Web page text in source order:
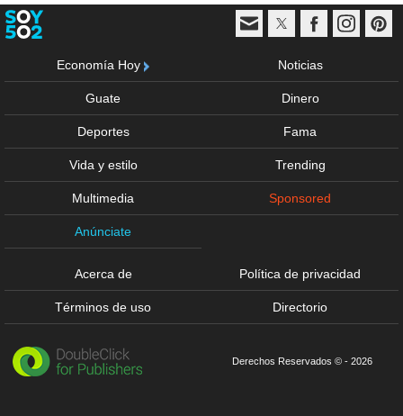
Economía Hoy Noticias
Guate Dinero
Deportes Fama
Vida y estilo Trending
Multimedia Sponsored
Anúnciate
Acerca de Política de privacidad
Términos de uso Directorio
Derechos Reservados © - 2026